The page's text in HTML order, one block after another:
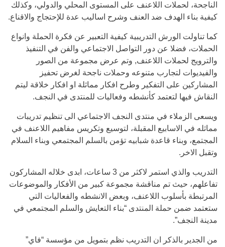
الناجحة، لحملات اللاعنف على المستوى المحلي والدولي، وكذلك
كيفية بناء الهدف ضد العنف وشرح اساليب عدة للإحتجاج والاقناع.
كما تناولت الورش التدريبية كيفية التعبير عن فكرة الحملة وانواع
الحملات، فضلا عن دور التواصل الاجتماعي والفن في التنفيذ
والترويج لحملات اللاعنف, وتم عرض مجموعة من الصور
والفيديوات لتجارب متنوعه وحملات ناجحة لغرض تحفيز
المشاركين على التفكير وطرح افكار مماثلة او افكار خلاقة ليتم
النقاش فيها لتعتمد كأنشطه وفعاليات للمنتدى في النجف.
ويسعى الزملاء في منتدى النجف الاجتماعي الى تنظيم تدريبات
مماثله في الاسابيع المقبلة، لتوسيع وتكريس مفاهيم اللاعنف في
المجتمع، وبناء قاعدة شبابيه تؤمن بالسلم المجتمعي وبناء السلام
وتقبل الاخر.
التدريب والذي استمر لاكثر من 3 ساعات، ابدى خلاله المشاركون
تفاعلهم، حيث تم مناقشة مجموعة كبير من الأفكار والموضوعات
المرتبطة بأسلوب اللاعنف، وبعض الانشطه والفعاليات التي
ستعتمد ضمن حملة المنتدى “بناء التعايش والسلم المجتمعي في
مدينة النجف”.
من الجدير بالذكر ان التدريب نظم بتمويل من مؤسسة “فاي”